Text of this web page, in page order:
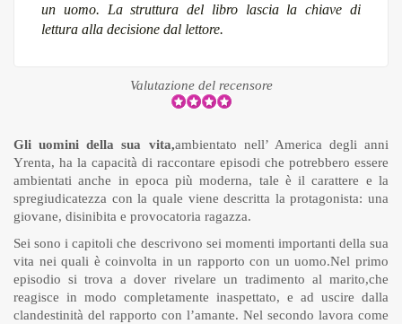
un uomo. La struttura del libro lascia la chiave di
lettura alla decisione dal lettore.
Valutazione del recensore
Gli uomini della sua vita,ambientato nell’ America degli anni
Yrenta, ha la capacità di raccontare episodi che potrebbero essere
ambientati anche in epoca più moderna, tale è il carattere e la
spregiudicatezza con la quale viene descritta la protagonista: una
giovane, disinibita e provocatoria ragazza.
Sei sono i capitoli che descrivono sei momenti importanti della sua
vita nei quali è coinvolta in un rapporto con un uomo.Nel primo
episodio si trova a dover rivelare un tradimento al marito,che
reagisce in modo completamente inaspettato, e ad uscire dalla
clandestinità del rapporto con l’amante. Nel secondo lavora come